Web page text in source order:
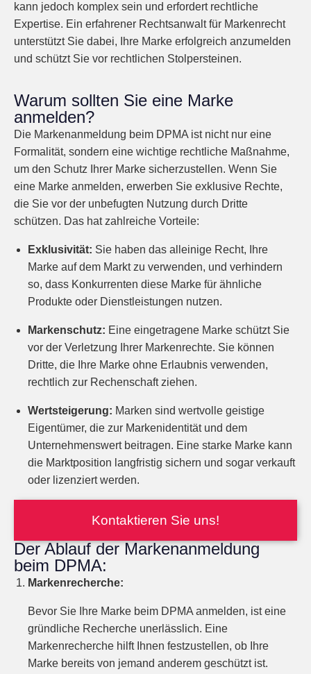
kann jedoch komplex sein und erfordert rechtliche
Expertise. Ein erfahrener Rechtsanwalt für Markenrecht
unterstützt Sie dabei, Ihre Marke erfolgreich anzumelden
und schützt Sie vor rechtlichen Stolpersteinen.
Warum sollten Sie eine Marke
anmelden?
Die Markenanmeldung beim DPMA ist nicht nur eine
Formalität, sondern eine wichtige rechtliche Maßnahme,
um den Schutz Ihrer Marke sicherzustellen. Wenn Sie
eine Marke anmelden, erwerben Sie exklusive Rechte,
die Sie vor der unbefugten Nutzung durch Dritte
schützen. Das hat zahlreiche Vorteile:
Exklusivität: Sie haben das alleinige Recht, Ihre
Marke auf dem Markt zu verwenden, und verhindern
so, dass Konkurrenten diese Marke für ähnliche
Produkte oder Dienstleistungen nutzen.
Markenschutz: Eine eingetragene Marke schützt Sie
vor der Verletzung Ihrer Markenrechte. Sie können
Dritte, die Ihre Marke ohne Erlaubnis verwenden,
rechtlich zur Rechenschaft ziehen.
Wertsteigerung: Marken sind wertvolle geistige
Eigentümer, die zur Markenidentität und dem
Unternehmenswert beitragen. Eine starke Marke kann
die Marktposition langfristig sichern und sogar verkauft
oder lizenziert werden.
Kontaktieren Sie uns!
Der Ablauf der Markenanmeldung
beim DPMA:
Markenrecherche:
Bevor Sie Ihre Marke beim DPMA anmelden, ist eine
gründliche Recherche unerlässlich. Eine
Markenrecherche hilft Ihnen festzustellen, ob Ihre
Marke bereits von jemand anderem geschützt ist.